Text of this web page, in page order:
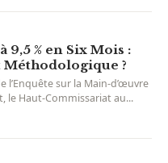
9,5 % en Six Mois :
?
l’Enquête sur la Main-d’œuvre
le Haut-Commissariat au...